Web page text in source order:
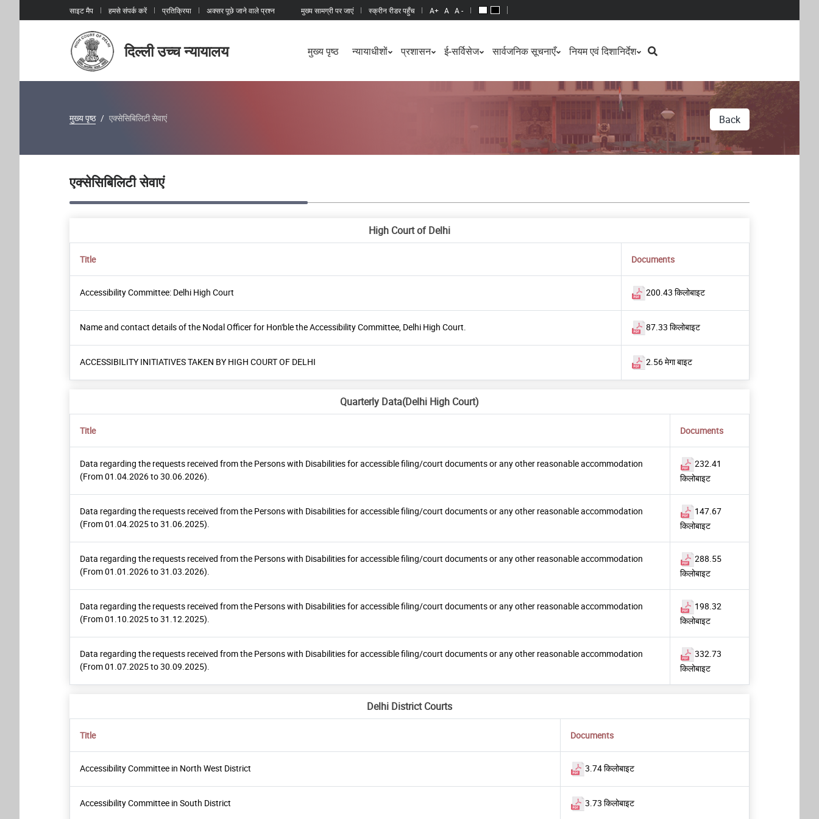
साइट मैप हमसे संपर्क करें प्रतिक्रिया अक्सर पूछे जाने वाले प्रश्न मुख्य सामग्री पर जाएं स्क्रीन रीडर पहुँच A+ A A -
दिल्ली उच्च न्यायालय मुख्य पृष्ठ न्यायाधीशों प्रशासन ई-सर्विसेज सार्वजनिक सूचनाएँ नियम एवं दिशानिर्देश
मुख्य पृष्ठ एक्सेसिबिलिटी सेवाएं Back
एक्सेसिबिलिटी सेवाएं
High Court of Delhi
Title Documents
Accessibility Committee: Delhi High Court 200.43 किलोबाइट
Name and contact details of the Nodal Officer for Hon'ble the Accessibility Committee, Delhi High Court. 87.33 किलोबाइट
ACCESSIBILITY INITIATIVES TAKEN BY HIGH COURT OF DELHI 2.56 मेगा बाइट
Quarterly Data(Delhi High Court)
Title Documents
Data regarding the requests received from the Persons with Disabilities for accessible filing/court documents or any other reasonable accommodation
(From 01.04.2026 to 30.06.2026).
232.41
किलोबाइट
Data regarding the requests received from the Persons with Disabilities for accessible filing/court documents or any other reasonable accommodation
(From 01.04.2025 to 31.06.2025).
147.67
किलोबाइट
Data regarding the requests received from the Persons with Disabilities for accessible filing/court documents or any other reasonable accommodation
(From 01.01.2026 to 31.03.2026).
288.55
किलोबाइट
Data regarding the requests received from the Persons with Disabilities for accessible filing/court documents or any other reasonable accommodation
(From 01.10.2025 to 31.12.2025).
198.32
किलोबाइट
Data regarding the requests received from the Persons with Disabilities for accessible filing/court documents or any other reasonable accommodation
(From 01.07.2025 to 30.09.2025).
332.73
किलोबाइट
Delhi District Courts
Title Documents
Accessibility Committee in North West District 3.74 किलोबाइट
Accessibility Committee in South District 3.73 किलोबाइट